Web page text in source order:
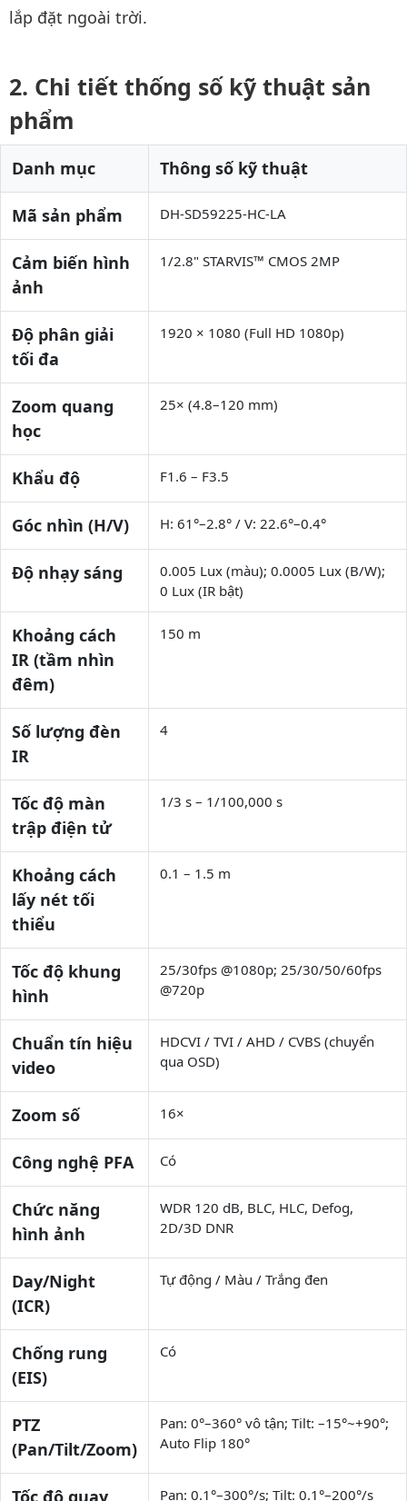
lắp đặt ngoài trời.
Chi tiết thống số kỹ thuật sản
phẩm
Danh mục Thông số kỹ thuật
Mã sản phẩm DH-SD59225-HC-LA
Cảm biến hình
ảnh
1/2.8" STARVIS™ CMOS 2MP
Độ phân giải
tối đa
1920 × 1080 (Full HD 1080p)
Zoom quang
học
25× (4.8–120 mm)
Khẩu độ F1.6 – F3.5
Góc nhìn (H/V) H: 61°–2.8° / V: 22.6°–0.4°
Độ nhạy sáng
0.005 Lux (màu); 0.0005 Lux (B/W);
0 Lux (IR bật)
Khoảng cách
IR (tầm nhìn
đêm)
150 m
Số lượng đèn
IR
4
Tốc độ màn
trập điện tử
1/3 s – 1/100,000 s
Khoảng cách
lấy nét tối
thiểu
0.1 – 1.5 m
Tốc độ khung
hình
25/30fps @1080p; 25/30/50/60fps
@720p
Chuẩn tín hiệu
video
HDCVI / TVI / AHD / CVBS (chuyển
qua OSD)
Zoom số 16×
Công nghệ PFA Có
Chức năng
hình ảnh
WDR 120 dB, BLC, HLC, Defog,
2D/3D DNR
Day/Night
(ICR)
Tự động / Màu / Trắng đen
Chống rung
(EIS)
Có
PTZ
(Pan/Tilt/Zoom)
Pan: 0°–360° vô tận; Tilt: –15°~+90°;
Auto Flip 180°
Tốc độ quay Pan: 0.1°–300°/s; Tilt: 0.1°–200°/s